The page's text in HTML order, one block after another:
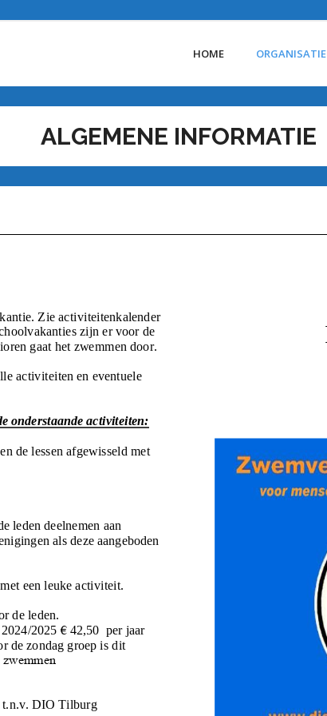
HOME ORGANISATIE
ALGEMENE INFORMATIE